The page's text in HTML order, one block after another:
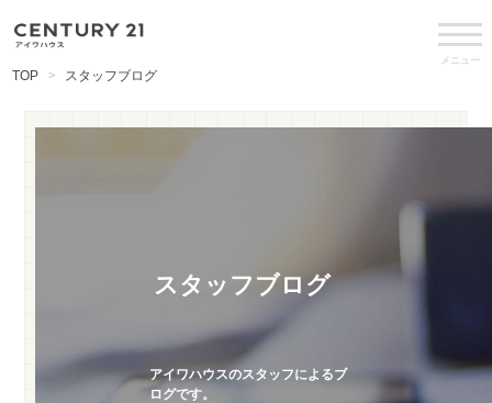
メニュー
TOP スタッフブログ
スタッフブログ
アイワハウスのスタッフによるブ
ログです。